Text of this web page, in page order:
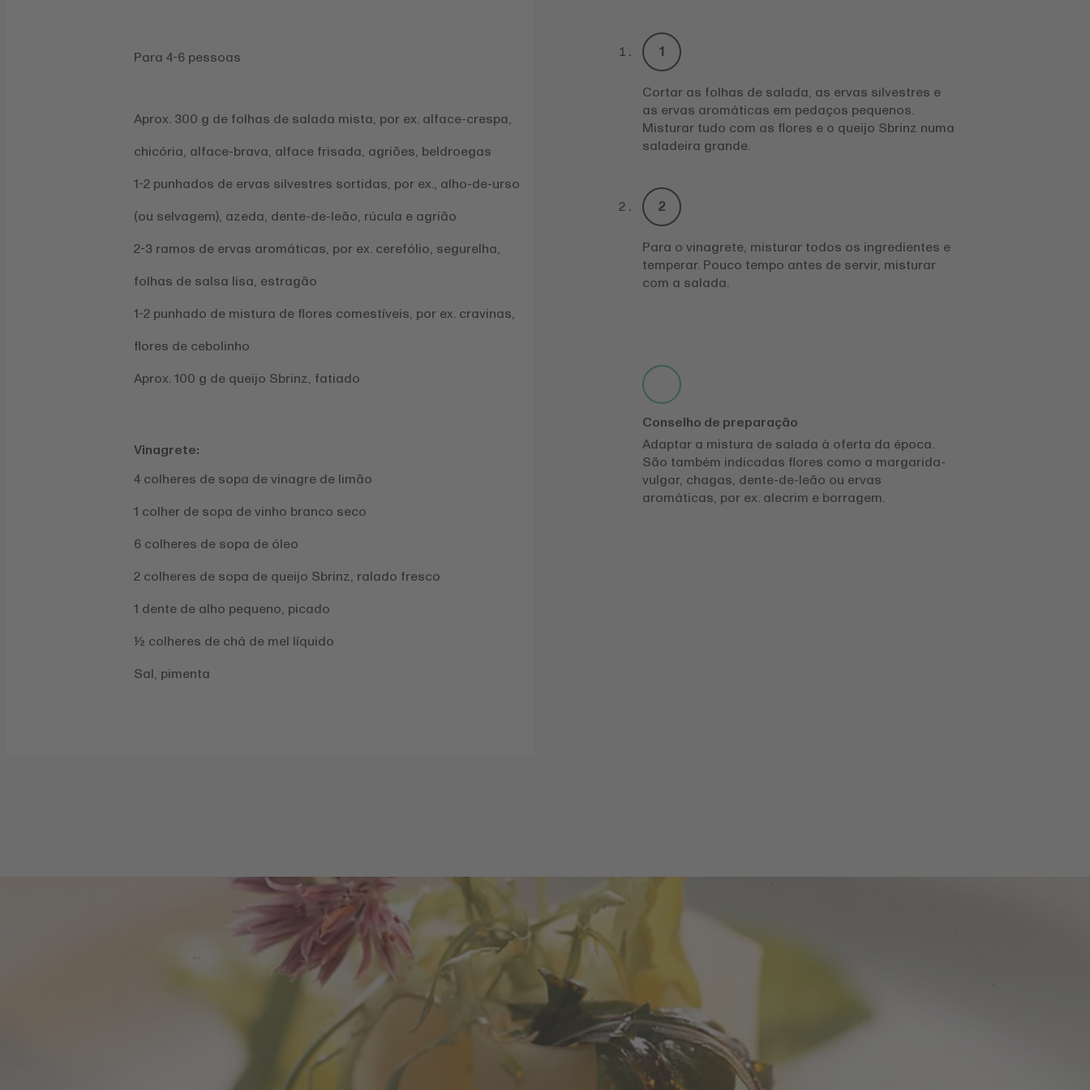
Para 4-6 pessoas
Aprox. 300 g de folhas de salada mista, por ex. alface-crespa,
chicória, alface-brava, alface frisada, agriões, beldroegas
1-2 punhados de ervas silvestres sortidas, por ex., alho-de-urso
(ou selvagem), azeda, dente-de-leão, rúcula e agrião
2-3 ramos de ervas aromáticas, por ex. cerefólio, segurelha,
folhas de salsa lisa, estragão
1-2 punhado de mistura de flores comestíveis, por ex. cravinas,
flores de cebolinho
Aprox. 100 g de queijo Sbrinz, fatiado
Vinagrete:
4 colheres de sopa de vinagre de limão
1 colher de sopa de vinho branco seco
6 colheres de sopa de óleo
2 colheres de sopa de queijo Sbrinz, ralado fresco
1 dente de alho pequeno, picado
½ colheres de chá de mel líquido
Sal, pimenta
Cortar as folhas de salada, as ervas silvestres e
as ervas aromáticas em pedaços pequenos.
Misturar tudo com as flores e o queijo Sbrinz numa
saladeira grande.
Para o vinagrete, misturar todos os ingredientes e
temperar. Pouco tempo antes de servir, misturar
com a salada.
Conselho de preparação
Adaptar a mistura de salada à oferta da época.
São também indicadas flores como a margarida-
vulgar, chagas, dente-de-leão ou ervas
aromáticas, por ex. alecrim e borragem.